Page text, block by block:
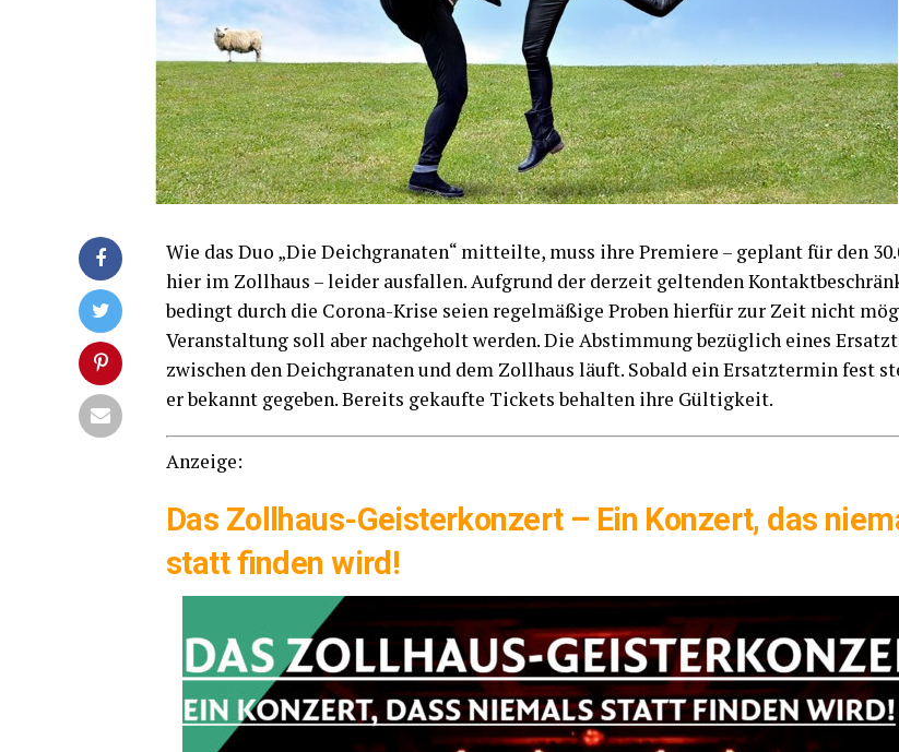
Wie das Duo „Die Deich­gra­na­ten“ mit­teil­te, muss ihre Pre­mie­re – geplant für den
hier im Zoll­haus – lei­der aus­fal­len. Auf­grund der der­zeit gel­ten­den
bedingt durch die Coro­na-Kri­se sei­en regel­mä­ßi­ge Pro­ben hier­für zur Zeit nicht
Ver­an­stal­tung soll aber nach­ge­holt wer­den. Die Abstim­mung bezüg­lich eines
zwi­schen den Deich­gra­na­ten und dem Zoll­haus läuft. Sobald ein Ersatz­ter­min fest
er bekannt gege­ben. Bereits gekauf­te Tickets behal­ten ihre Gültigkeit.
Anzei­ge:
Das Zoll­haus-Geis­ter­kon­zert – Ein Kon­zert, das
statt fin­den wird!